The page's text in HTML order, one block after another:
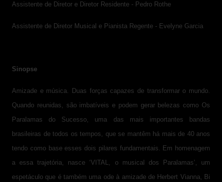
Assistente de Diretor e Diretor Residente - Pedro Rothe
Assistente de Diretor Musical e Pianista Regente - Evelyne Garcia
Sinopse
Amizade e música. Duas forças capazes de transformar o mundo.
Quando reunidas, são imbatíveis e podem gerar belezas como Os
Paralamas do Sucesso, uma das mais importantes bandas
brasileiras de todos os tempos, que se mantêm há mais de 40 anos
tendo como base esses dois pilares fundamentais. Em homenagem
a essa trajetória, nasce ‘VITAL, o musical dos Paralamas’, um
espetáculo que é também uma ode à amizade de Herbert Vianna, Bi